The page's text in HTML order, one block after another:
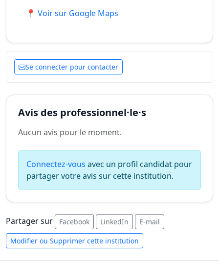
📍 Voir sur Google Maps
Se connecter pour contacter
Avis des professionnel·le·s
Aucun avis pour le moment.
Connectez-vous avec un profil candidat pour
partager votre avis sur cette institution.
Partager sur Facebook LinkedIn E-mail
Modifier ou Supprimer cette institution